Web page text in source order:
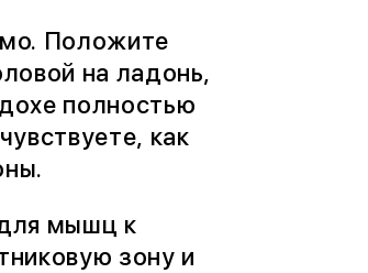
Положите
на ладонь,
полностью
как
мышц к
зону и